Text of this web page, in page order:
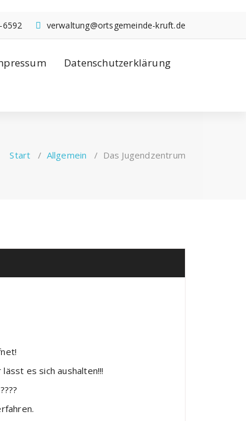
verwaltung@ortsgemeinde-kruft.de
6592
Datenschutzerklärung
Start / Allgemein / Das Jugendzentrum
es sich aushalten!!!